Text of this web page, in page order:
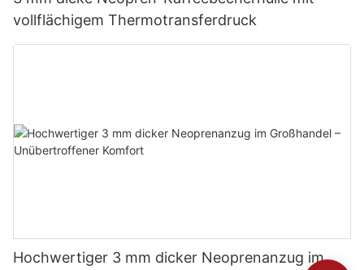
vollflächigem Thermotransferdruck
Hochwertiger 3 mm dicker Neoprenanzug im